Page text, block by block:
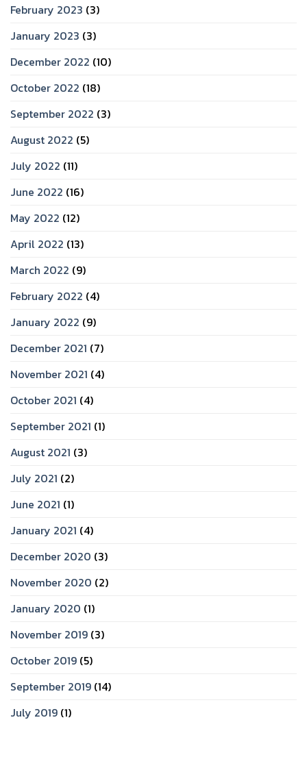
February 2023 (3)
January 2023 (3)
December 2022 (10)
October 2022 (18)
September 2022 (3)
August 2022 (5)
July 2022 (11)
June 2022 (16)
May 2022 (12)
April 2022 (13)
March 2022 (9)
February 2022 (4)
January 2022 (9)
December 2021 (7)
November 2021 (4)
October 2021 (4)
September 2021 (1)
August 2021 (3)
July 2021 (2)
June 2021 (1)
January 2021 (4)
December 2020 (3)
November 2020 (2)
January 2020 (1)
November 2019 (3)
October 2019 (5)
September 2019 (14)
July 2019 (1)